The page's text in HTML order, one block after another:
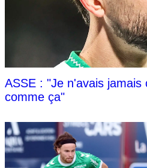
ASSE : "Je n'avais jamais
comme ça"